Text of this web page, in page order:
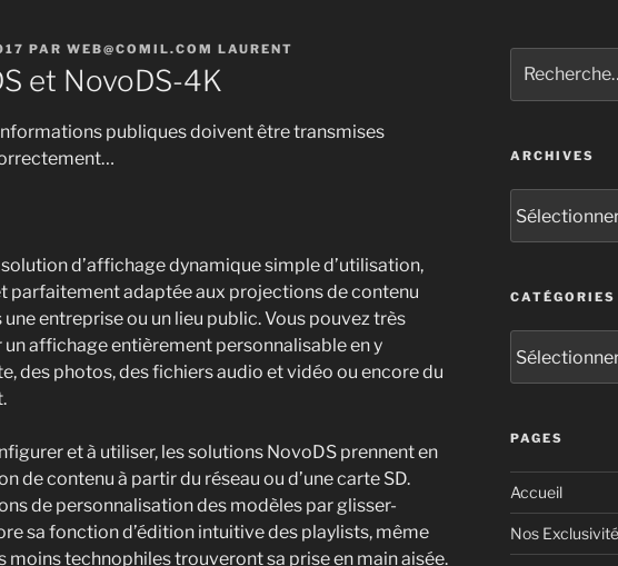
PAR WEB@COMIL.COM LAURENT
et NovoDS-4K
publiques doivent être transmises
d’affichage dynamique simple d’utilisation,
parfaitement adaptée aux projections de contenu
entreprise ou un lieu public. Vous pouvez très
affichage entièrement personnalisable en y
des photos, des fichiers audio et vidéo ou encore du
et à utiliser, les solutions NovoDS prennent en
de contenu à partir du réseau ou d’une carte SD.
de personnalisation des modèles par glisser-
sa fonction d’édition intuitive des playlists, même
moins technophiles trouveront sa prise en main aisée.
ARCHIVES
CATÉGORIES
PAGES
Accueil
Nos